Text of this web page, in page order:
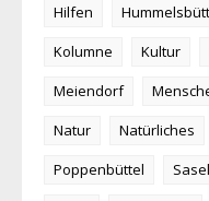
Hilfen
Kolumne
Kultur
Meiendorf
Natur
Natürliches
Poppenbüttel
Sasel